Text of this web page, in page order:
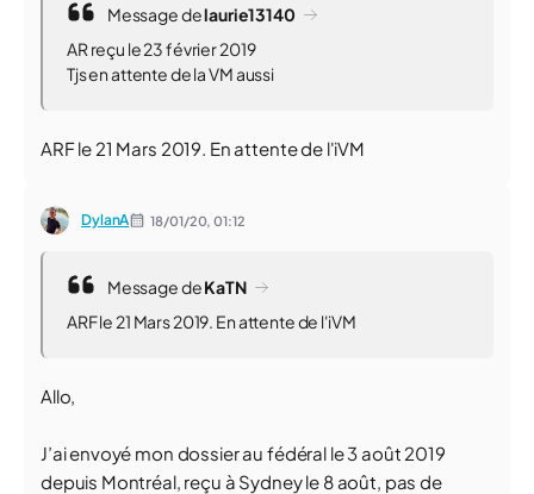
Message delaurie13140
AR reçu le 23 février 2019
Tjs en attente de la VM aussi
ARF le 21 Mars 2019. En attente de l'iVM
DylanA 18/01/20,01:12
Message deKaTN
ARF le 21 Mars 2019. En attente de l'iVM
Allo,
J’ai envoyé mon dossier au fédéral le 3 août 2019
depuis Montréal, reçu à Sydney le 8 août, pas de